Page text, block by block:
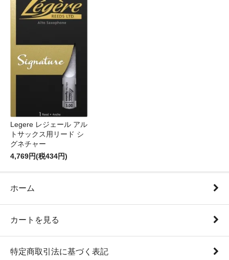
Legere レジェール アル
トサックス用リード シ
グネチャー
4,769円(税434円)
ホーム
カートを見る
特定商取引法に基づく表記